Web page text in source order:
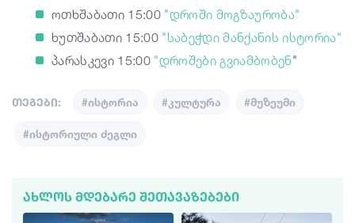
ოთხშაბათი15:00 "დროში მოგზაურობა"
ხუთშაბათი15:00 "საბეჭდი მანქანის ისტორია"
პარასკევი15:00 "დროშები გვიამბობენ"
თეგები: #ისტორია #კულტურა #მუზეუმი
#ისტორიული ძეგლი
ᲐᲮᲚᲝᲡ ᲛᲓᲔᲑᲐᲠᲔ ᲨᲔᲗᲐᲕᲐᲖᲔᲑᲔᲑᲘ